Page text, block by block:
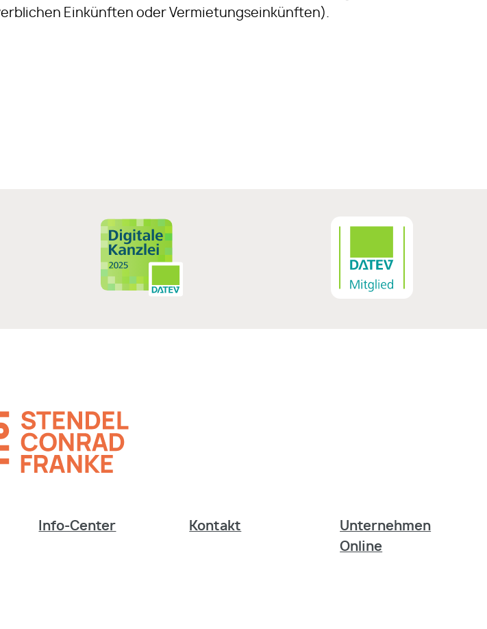
Einkünften oder Vermietungseinkünften).
Info-Center Kontakt
Unternehmen
Online